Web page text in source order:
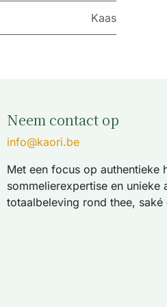
Kaas
Neem contact op
info@kaori.be
Met een focus op authentieke
sommelierexpertise en unieke
totaalbeleving rond thee, saké